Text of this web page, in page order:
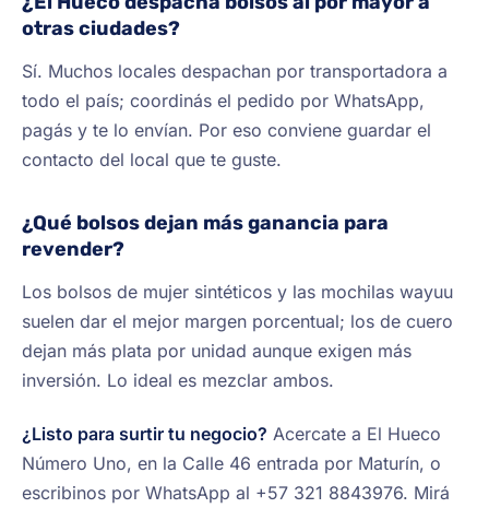
otras ciudades?
Sí. Muchos locales despachan por transportadora a
todo el país; coordinás el pedido por WhatsApp,
pagás y te lo envían. Por eso conviene guardar el
contacto del local que te guste.
¿Qué bolsos dejan más ganancia para
revender?
Los bolsos de mujer sintéticos y las mochilas wayuu
suelen dar el mejor margen porcentual; los de cuero
dejan más plata por unidad aunque exigen más
inversión. Lo ideal es mezclar ambos.
¿Listo para surtir tu negocio? Acercate a El Hueco
Número Uno, en la Calle 46 entrada por Maturín, o
escribinos por WhatsApp al +57 321 8843976. Mirá